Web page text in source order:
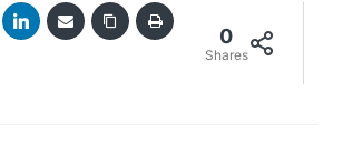
0
Shares